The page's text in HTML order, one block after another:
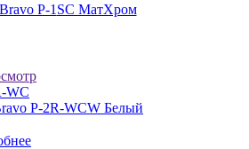
Bravo P-1 SC МатХром
P-2R-WCW Белый